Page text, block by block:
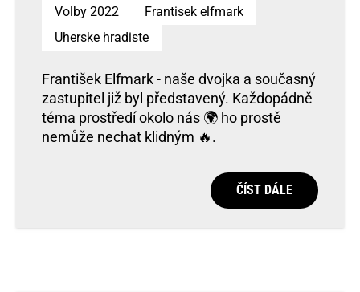
Volby 2022
Frantisek elfmark
Uherske hradiste
František Elfmark - naše dvojka a současný
zastupitel již byl představený. Každopádně
téma prostředí okolo nás 🌍 ho prostě
nemůže nechat klidným 🔥.
ČÍST DÁLE